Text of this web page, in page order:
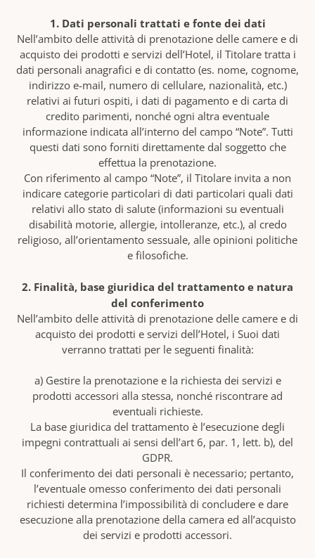
1. Dati personali trattati e fonte dei dati
Nell’ambito delle attività di prenotazione delle camere e di
acquisto dei prodotti e servizi dell’Hotel, il Titolare tratta i
dati personali anagrafici e di contatto (es. nome, cognome,
indirizzo e-mail, numero di cellulare, nazionalità, etc.)
relativi ai futuri ospiti, i dati di pagamento e di carta di
credito parimenti, nonché ogni altra eventuale
informazione indicata all’interno del campo “Note”. Tutti
questi dati sono forniti direttamente dal soggetto che
effettua la prenotazione.
Con riferimento al campo “Note”, il Titolare invita a non
indicare categorie particolari di dati particolari quali dati
relativi allo stato di salute (informazioni su eventuali
disabilità motorie, allergie, intolleranze, etc.), al credo
religioso, all’orientamento sessuale, alle opinioni politiche
e filosofiche.
2. Finalità, base giuridica del trattamento e natura
del conferimento
Nell’ambito delle attività di prenotazione delle camere e di
acquisto dei prodotti e servizi dell’Hotel, i Suoi dati
verranno trattati per le seguenti finalità:
a) Gestire la prenotazione e la richiesta dei servizi e
prodotti accessori alla stessa, nonché riscontrare ad
eventuali richieste.
La base giuridica del trattamento è l’esecuzione degli
impegni contrattuali ai sensi dell’art 6, par. 1, lett. b), del
GDPR.
Il conferimento dei dati personali è necessario; pertanto,
l’eventuale omesso conferimento dei dati personali
richiesti determina l’impossibilità di concludere e dare
esecuzione alla prenotazione della camera ed all’acquisto
dei servizi e prodotti accessori.